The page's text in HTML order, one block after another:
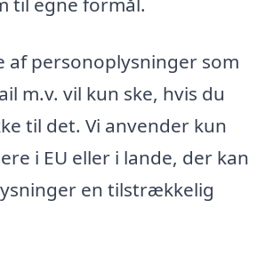
af personoplysninger som
m.v. vil kun ske, hvis du
til det. Vi anvender kun
i EU eller i lande, der kan
en tilstrækkelig